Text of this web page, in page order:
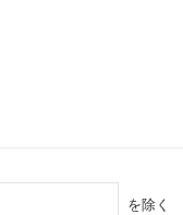
を除く